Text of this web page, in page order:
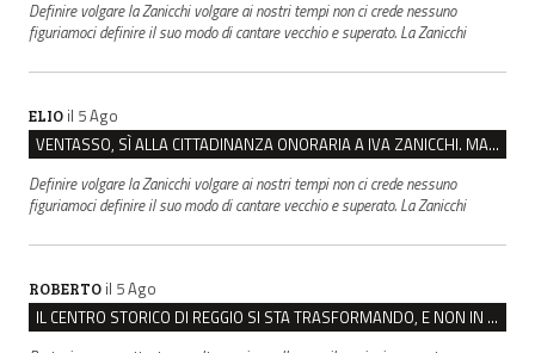
Definire volgare la Zanicchi volgare ai nostri tempi non ci crede nessuno
figuriamoci definire il suo modo di cantare vecchio e superato. La Zanicchi
ELIO il 5 Ago
VENTASSO, SÌ ALLA CITTADINANZA ONORARIA A IVA ZANICCHI. MA BARGIACCHI: “È DI PESSIMO GUSTO”
Definire volgare la Zanicchi volgare ai nostri tempi non ci crede nessuno
figuriamoci definire il suo modo di cantare vecchio e superato. La Zanicchi
ROBERTO il 5 Ago
IL CENTRO STORICO DI REGGIO SI STA TRASFORMANDO, E NON IN MEGLIO